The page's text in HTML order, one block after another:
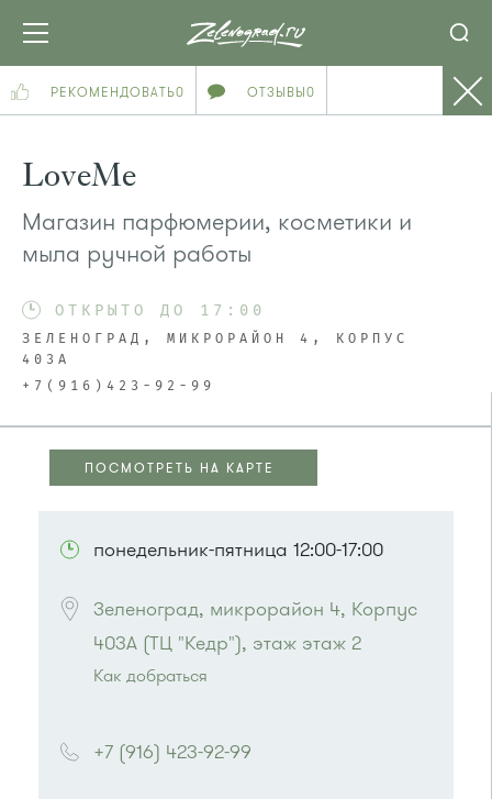
РЕКОМЕНДОВАТЬ0 ОТЗЫВЫ0
LoveMe
Магазин парфюмерии, косметики и
мыла ручной работы
ОТКРЫТО ДО 17:00
ЗЕЛЕНОГРАД, МИКРОРАЙОН 4, КОРПУС
403А
+7(916)423-92-99
ПОСМОТРЕТЬ НА КАРТЕ
понедельник-пятница 12:00-17:00
Зеленоград, микрорайон 4, Корпус
403А (ТЦ "Кедр"), этаж этаж 2
Как добраться
Автобусы № 1, 3, 8, 11, 19, 29, 32.
+7 (916) 423-92-99